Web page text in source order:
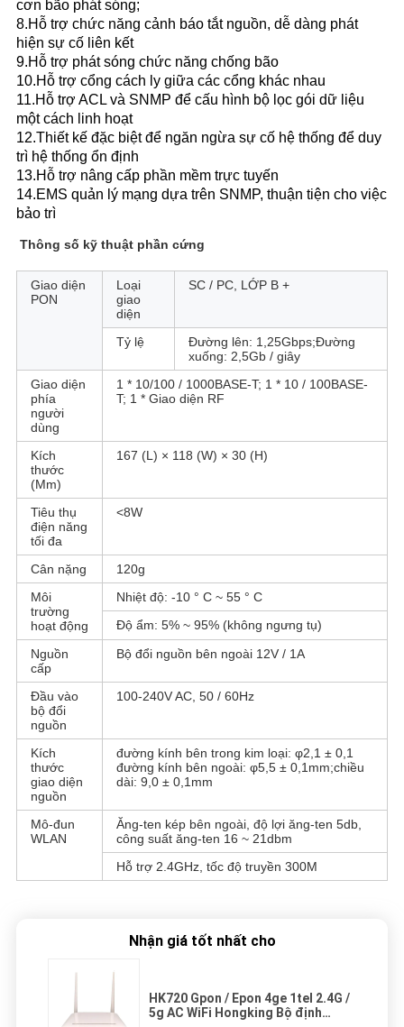
cơn bão phát sóng;
8.Hỗ trợ chức năng cảnh báo tắt nguồn, dễ dàng phát
hiện sự cố liên kết
9.Hỗ trợ phát sóng chức năng chống bão
10.Hỗ trợ cổng cách ly giữa các cổng khác nhau
11.Hỗ trợ ACL và SNMP để cấu hình bộ lọc gói dữ liệu
một cách linh hoạt
12.Thiết kế đặc biệt để ngăn ngừa sự cố hệ thống để duy
trì hệ thống ổn định
13.Hỗ trợ nâng cấp phần mềm trực tuyến
14.EMS quản lý mạng dựa trên SNMP, thuận tiện cho việc
bảo trì
Thông số kỹ thuật phần cứng
Giao diện
PON
Loại
giao
diện
SC / PC, LỚP B +
Tỷ lệ
Đường lên: 1,25Gbps;Đường
xuống: 2,5Gb / giây
Giao diện
phía
người
dùng
1 * 10/100 / 1000BASE-T; 1 * 10 / 100BASE-
T; 1 * Giao diện RF
Kích
thước
(Mm)
167 (L) × 118 (W) × 30 (H)
Tiêu thụ
điện năng
tối đa
<8W
Cân nặng
120g
Môi
trường
hoạt động
Nhiệt độ: -10 ° C ~ 55 ° C
Độ ẩm: 5% ~ 95% (không ngưng tụ)
Nguồn
cấp
Bộ đổi nguồn bên ngoài 12V / 1A
Đầu vào
bộ đổi
nguồn
100-240V AC, 50 / 60Hz
Kích
thước
giao diện
nguồn
đường kính bên trong kim loại: φ2,1 ± 0,1
đường kính bên ngoài: φ5,5 ± 0,1mm;chiều
dài: 9,0 ± 0,1mm
Mô-đun
WLAN
Ăng-ten kép bên ngoài, độ lợi ăng-ten 5db,
công suất ăng-ten 16 ~ 21dbm
Hỗ trợ 2.4GHz, tốc độ truyền 300M
Nhận giá tốt nhất cho
HK720 Gpon / Epon 4ge 1tel 2.4G /
5g AC WiFi Hongking Bộ định